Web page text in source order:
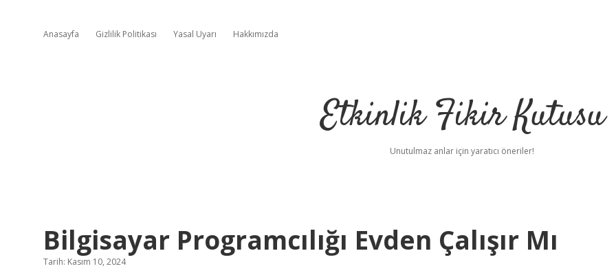
Anasayfa Gizlilik Politikası Yasal Uyarı Hakkımızda
Etkinlik Fikir Kutusu
Unutulmaz anlar için yaratıcı öneriler!
Bilgisayar Programcılığı Evden Çalışır Mı
Tarih: Kasım 10, 2024